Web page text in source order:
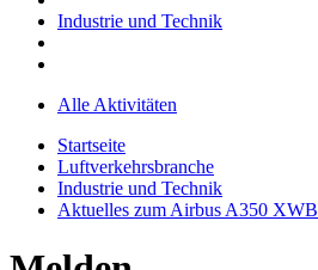
Industrie und Technik
Alle Aktivitäten
Startseite
Luftverkehrsbranche
Industrie und Technik
Aktuelles zum Airbus A350 XWB